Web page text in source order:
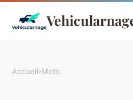
Accueil›Moto